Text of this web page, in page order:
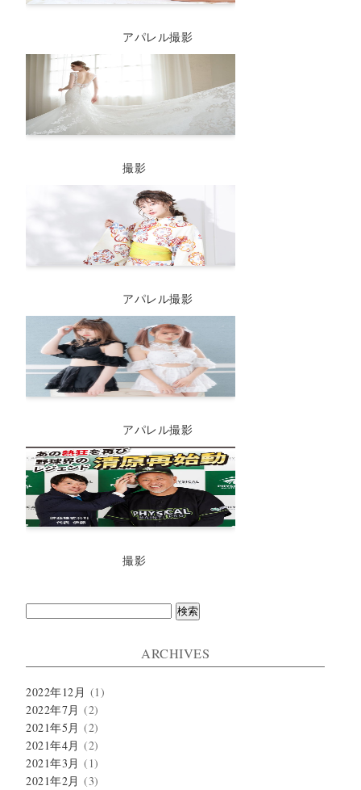
アパレル撮影
撮影
アパレル撮影
アパレル撮影
撮影
ARCHIVES
2022年12月 (1)
2022年7月 (2)
2021年5月 (2)
2021年4月 (2)
2021年3月 (1)
2021年2月 (3)